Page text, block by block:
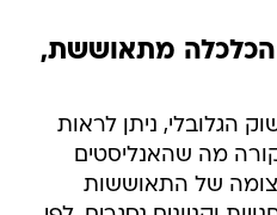
מתאוששת,
הגלובלי, ניתן לראות
מה שהאנליסטים
של התאוששות